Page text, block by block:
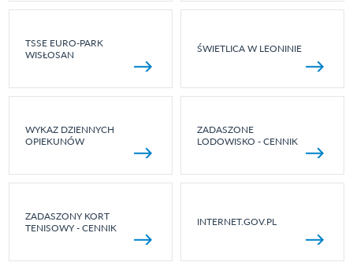
TSSE EURO-PARK
WISŁOSAN
ŚWIETLICA W LEONINIE
WYKAZ DZIENNYCH
OPIEKUNÓW
ZADASZONE
LODOWISKO - CENNIK
ZADASZONY KORT
TENISOWY - CENNIK
INTERNET.GOV.PL